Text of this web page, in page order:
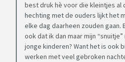
best druk hè voor die kleintjes al
hechting met de ouders lijkt het
elke dag daarheen zouden gaan.
ook dat ik dan maar mijn
jonge kinderen? Want het is ook
werken met veel gebroken